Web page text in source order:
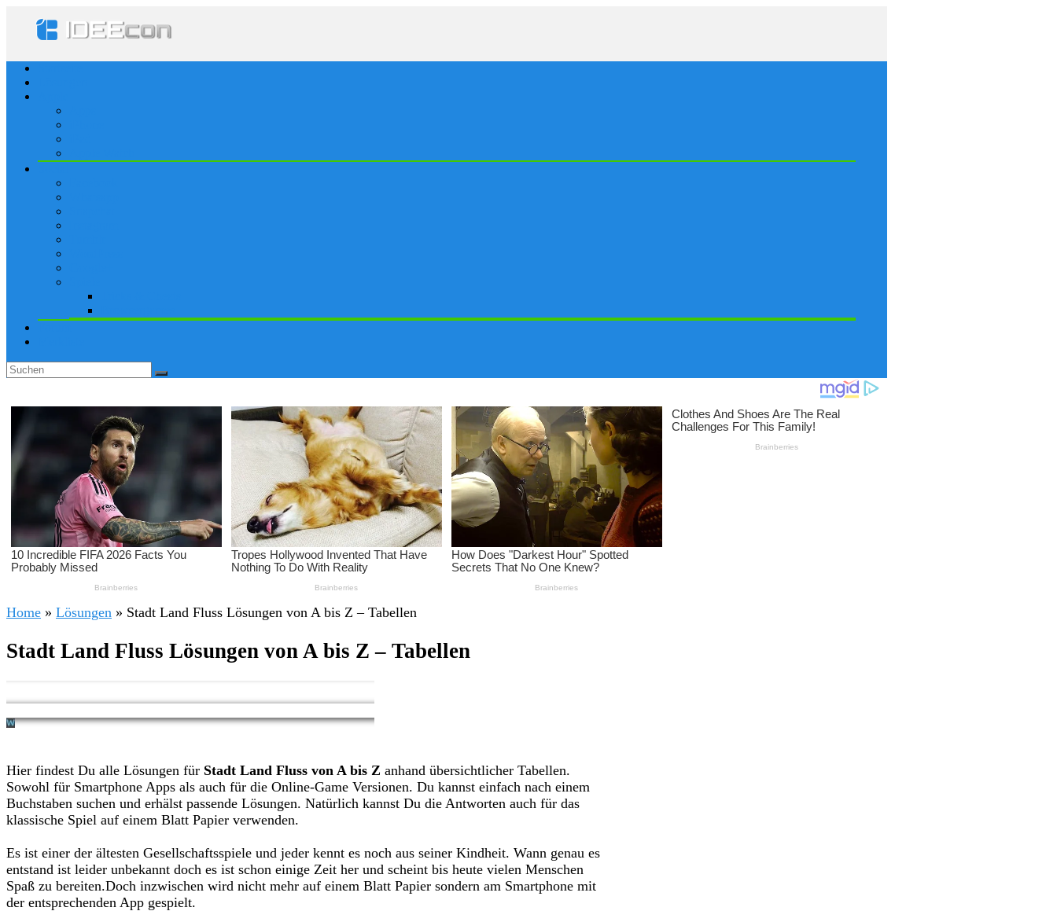
Home » Lösungen » Stadt Land Fluss Lösungen von A bis Z – Tabellen
Stadt Land Fluss Lösungen von A bis Z – Tabellen
Hier findest Du alle Lösungen für Stadt Land Fluss von A bis Z anhand übersichtlicher Tabellen.
Sowohl für Smartphone Apps als auch für die Online-Game Versionen. Du kannst einfach nach einem
Buchstaben suchen und erhälst passende Lösungen. Natürlich kannst Du die Antworten auch für das
klassische Spiel auf einem Blatt Papier verwenden.
Es ist einer der ältesten Gesellschaftsspiele und jeder kennt es noch aus seiner Kindheit. Wann genau es
entstand ist leider unbekannt doch es ist schon einige Zeit her und scheint bis heute vielen Menschen
Spaß zu bereiten.Doch inzwischen wird nicht mehr auf einem Blatt Papier sondern am Smartphone mit
der entsprechenden App gespielt.